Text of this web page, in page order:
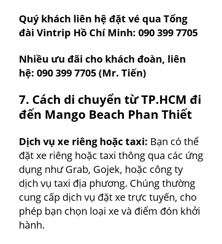
Quý khách liên hệ đặt vé qua Tổng
đài Vintrip Hồ Chí Minh: 090 399 7705
Nhiều ưu đãi cho khách đoàn, liên
hệ: 090 399 7705(Mr. Tiến)
7. Cách di chuyển từ TP.HCM đi
đến Mango Beach Phan Thiết
Dịch vụ xe riêng hoặc taxi: Bạn có thể
đặt xe riêng hoặc taxi thông qua các ứng
dụng như Grab, Gojek, hoặc công ty
dịch vụ taxi địa phương. Chúng thường
cung cấp dịch vụ đặt xe trực tuyến, cho
phép bạn chọn loại xe và điểm đón khởi
hành.